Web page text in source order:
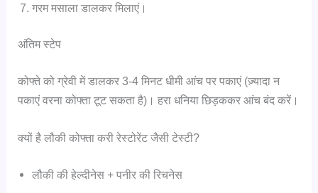
गरम मसाला डालकर मिलाएं।
अंतिम स्टेप
कोफ्ते को ग्रेवी में डालकर 3-4 मिनट धीमी आंच पर पकाएं (ज़्यादा न
पकाएं वरना कोफ्ता टूट सकता है)। हरा धनिया छिड़ककर आंच बंद करें।
क्यों है लौकी कोफ्ता करी रेस्टोरेंट जैसी टेस्टी?
लौकी की हेल्दीनेस + पनीर की रिचनेस